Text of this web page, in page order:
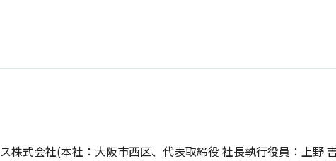
株式会社(本社：大阪市西区、代表取締役 社長執行役員：上